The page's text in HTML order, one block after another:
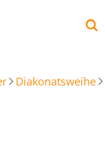
Diakonatsweihe